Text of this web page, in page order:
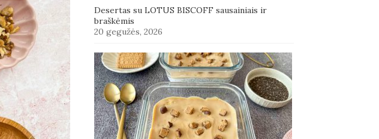
Desertas su LOTUS BISCOFF sausainiais ir
braškėmis
20 gegužės, 2026